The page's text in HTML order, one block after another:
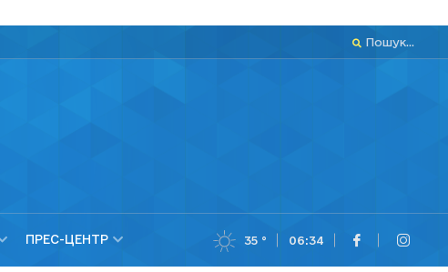
Пошук...
ПРЕС-ЦЕНТР 35 ° 06:34